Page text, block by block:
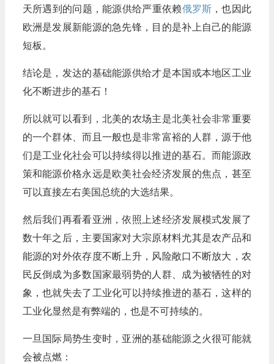
天所遇到的问题，能源供给严重依赖俄罗斯，也因此
欧洲是发展新能源的急先锋，目的是补上自己的能源
短板。
结论是，发达的基础能源供给才是本国或本地区工业
化不断进步的基石！
所以就可以看到，北美的农场主是北美社会非常重要
的一个群体、而且一般也是非常富裕的人群，源于他
们是工业化社会可以持续得以推进的基石。而能源政
策和能源价格永远是欧美社会经济发展的焦点，甚至
可以直接左右美国总统的大选结果。
然后我们再看看亚洲，依照上述经济发展模式发展了
数十年之后，主要国家对大宗原材料尤其是农产品和
能源的对外依存度不断上升，风险敞口不断放大，农
民反倒成为多数国家最弱势的人群、成为被牺牲的对
象，也就失去了工业化可以持续推进的基石，这样的
工业化显然是有弊端的，也是不可持续的。
一旦国际局势生变时，亚洲的基础能源之火很可能就
会被点燃：